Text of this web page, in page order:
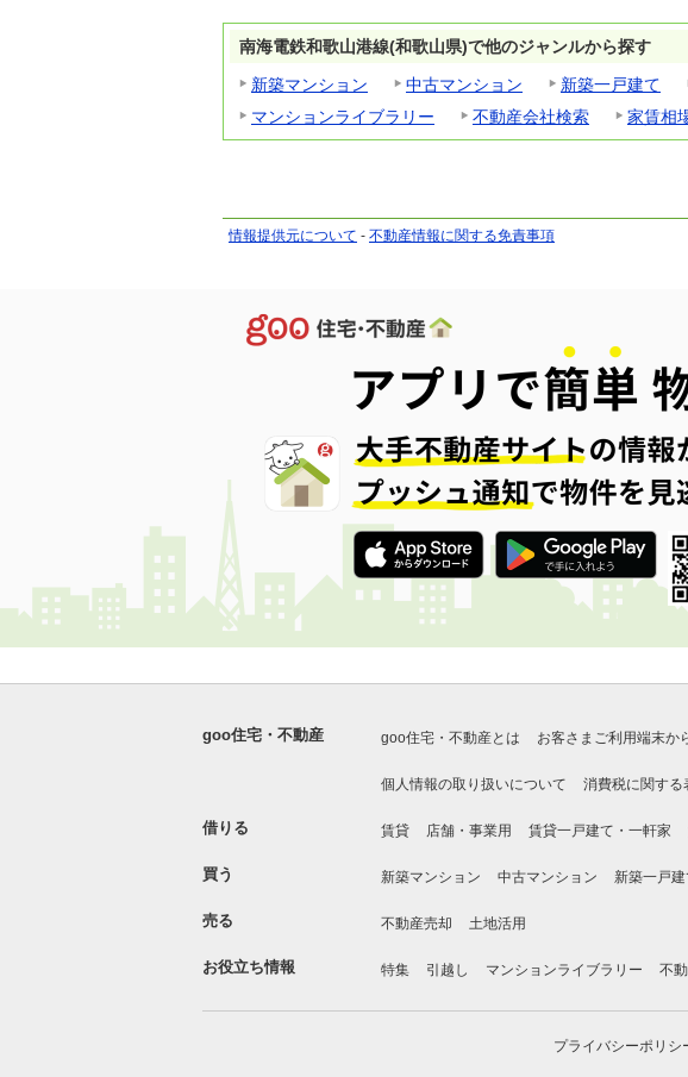
南海電鉄和歌山港線(和歌山県)で他のジャンルから探す
新築マンション
中古マンション 新築一戸建て
マンションライブラリー
不動産会社検索 家賃相
情報提供元について - 不動産情報に関する免責事項
goo住宅・不動産 goo住宅・不動産とは お客さまご利用端末か
個人情報の取り扱いについて 消費税に関する
借りる 賃貸 店舗・事業用 賃貸一戸建て・一軒家
買う 新築マンション 中古マンション 新築一戸建
売る 不動産売却 土地活用
お役立ち情報 特集 引越し マンションライブラリー 不
プライバシーポリシ